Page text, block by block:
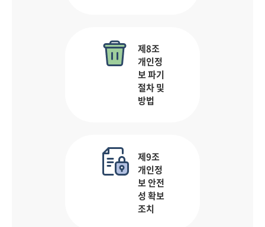
제8조
개인정
보 파기
절차 및
방법
제9조
개인정
보 안전
성 확보
조치